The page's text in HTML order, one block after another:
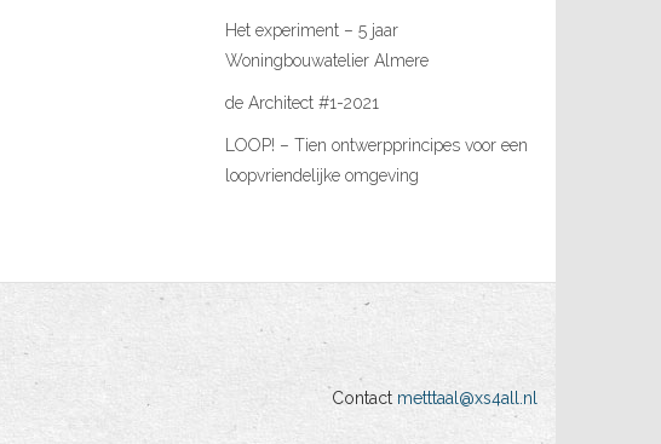
Het experiment – 5 jaar
Woningbouwatelier Almere
de Architect #1-2021
LOOP! – Tien ontwerpprincipes voor een
loopvriendelijke omgeving
Contact metttaal@xs4all.nl